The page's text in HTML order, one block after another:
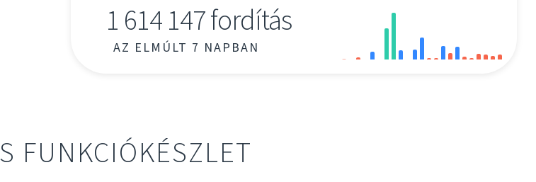
1 614 147 fordítás
AZ ELMÚLT 7 NAPBAN
FUNKCIÓKÉSZLET